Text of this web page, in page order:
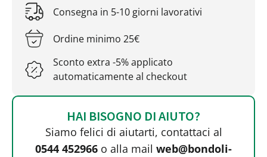
Consegna in 5-10 giorni lavorativi
Ordine minimo 25€
Sconto extra -5% applicato
automaticamente al checkout
HAI BISOGNO DI AIUTO?
Siamo felici di aiutarti, contattaci al
0544 452966 o alla mail web@bondoli-